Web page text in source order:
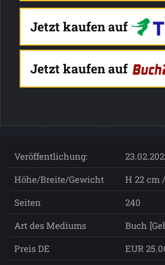
Jetzt kaufen auf
Jetzt kaufen auf
Veröffentlichung:
Höhe/Breite/Gewicht
H 22 cm
Seiten
240
Art des Mediums
Buch
Preis DE
EUR